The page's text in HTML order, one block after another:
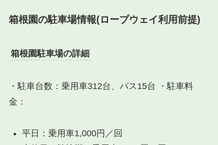
箱根園の駐車場情報(ロープウェイ利用前提)
箱根園駐車場の詳細
・駐車台数：乗用車312台、バス15台 ・駐車料
金：
平日：乗用車1,000円／回